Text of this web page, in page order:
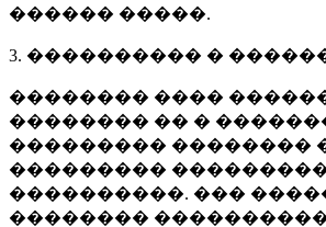
������ �����.
3. ���������� �
�������� ����
�������� �� �
��������� ��������
���������
����������. ���
��������